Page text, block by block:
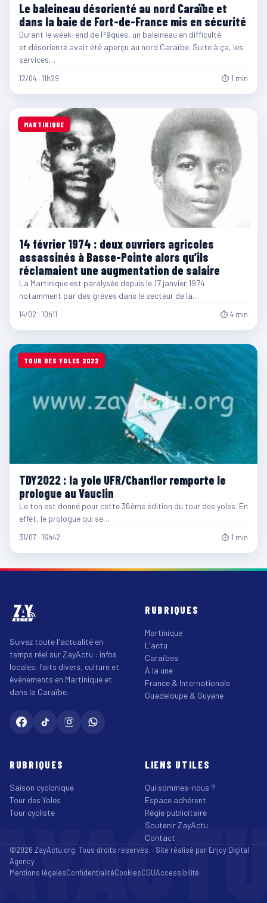
Le baleineau désorienté au nord Caraïbe et
dans la baie de Fort-de-France mis en sécurité
Durant le week-end de Pâques, un baleineau en difficulté
et désorienté avait été aperçu au nord Caraïbe. Suite à ça, les
services…
12/04 · 11h29 ⏱ 1 min
MARTINIQUE
14 février 1974 : deux ouvriers agricoles
assassinés à Basse-Pointe alors qu’ils
réclamaient une augmentation de salaire
La Martinique est paralysée depuis le 17 janvier 1974
notamment par des grèves dans le secteur de la…
14/02 · 10h11 ⏱ 4 min
TOUR DES YOLES 2022
TDY2022 : la yole UFR/Chanflor remporte le
prologue au Vauclin
Le ton est donné pour cette 36ème édition du tour des yoles. En
effet, le prologue qui se…
31/07 · 16h42 ⏱ 1 min
Suivez toute l'actualité en
temps réel sur ZayActu : infos
locales, faits divers, culture et
événements en Martinique et
dans la Caraïbe.
RUBRIQUES
Martinique
L'actu
Caraïbes
À la une
France & Internationale
Guadeloupe & Guyane
RUBRIQUES
Saison cyclonique
Tour des Yoles
Tour cycliste
LIENS UTILES
Qui sommes-nous ?
Espace adhérent
Régie publicitaire
Soutenir ZayActu
Contact
©2026 ZayActu.org. Tous droits réservés. · Site réalisé par Enjoy Digital
Agency
Mentions légalesConfidentialitéCookiesCGUAccessibilité